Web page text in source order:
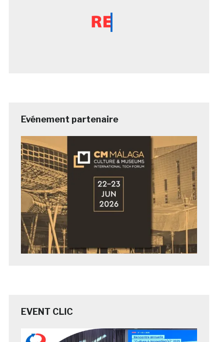
Evénement partenaire
EVENT CLIC